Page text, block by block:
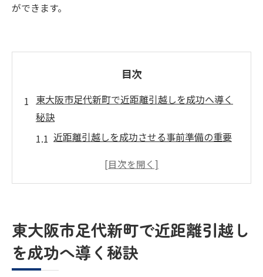
ができます。
目次
東大阪市足代新町で近距離引越しを成功へ導く
秘訣
近距離引越しを成功させる事前準備の重要
東大阪市の近距離引越しで意識すべき相場
口コミ活用で近距離引越しの安心度を高め
る方法
東大阪市の引越し手続きと助成金の注意点
東大阪市足代新町で近距離引越し
を成功へ導く秘訣